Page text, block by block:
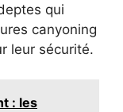
qui
canyoning
leur sécurité.
: les